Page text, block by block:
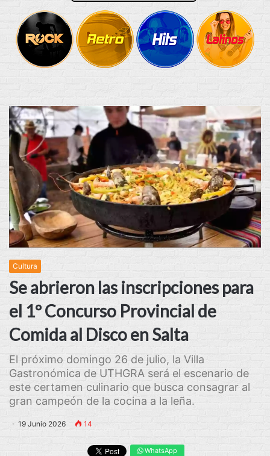
Cultura
Se abrieron las inscripciones para
el 1º Concurso Provincial de
Comida al Disco en Salta
El próximo domingo 26 de julio, la Villa
Gastronómica de UTHGRA será el escenario de
este certamen culinario que busca consagrar al
gran campeón de la cocina a la leña.
19 Junio 2026 14
WhatsApp